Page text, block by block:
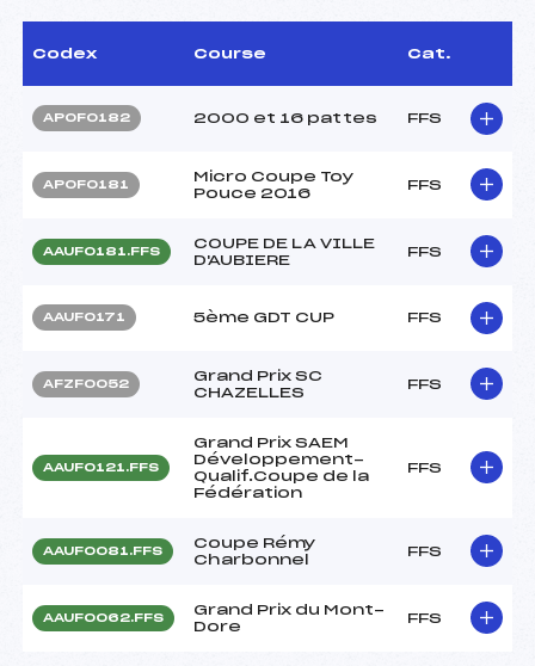
Codex Course Cat.
APOF0182 2000 et 16 pattes FFS
APOF0181
Micro Coupe Toy
Pouce 2016
FFS
AAUF0181.FFS
COUPE DE LA VILLE
D'AUBIERE
FFS
AAUF0171 5ème GDT CUP FFS
AFZF0052
Grand Prix SC
CHAZELLES
FFS
AAUF0121.FFS
Grand Prix SAEM
Développement-
Qualif.Coupe de la
Fédération
FFS
AAUF0081.FFS
Coupe Rémy
Charbonnel
FFS
AAUF0062.FFS
Grand Prix du Mont-
Dore
FFS